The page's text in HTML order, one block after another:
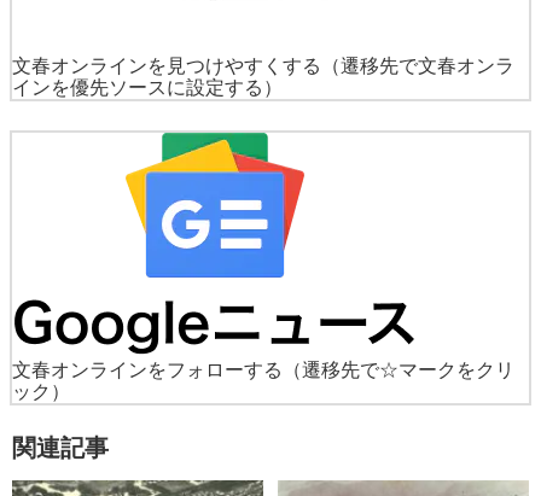
文春オンラインを見つけやすくする
（遷移先で文春オンラ
インを優先ソースに設定する）
文春オンラインをフォローする
（遷移先で☆マークをクリ
ック）
関連記事